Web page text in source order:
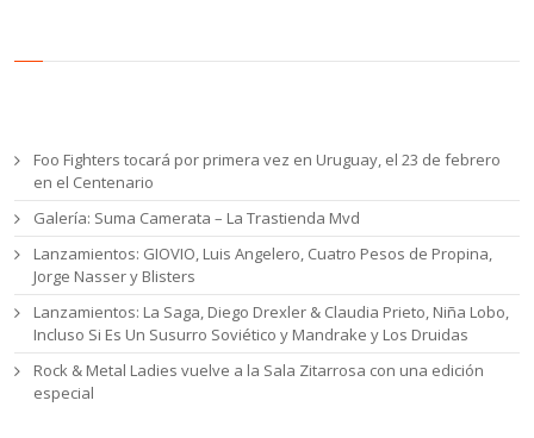
Foo Fighters tocará por primera vez en Uruguay, el 23 de febrero
en el Centenario
Galería: Suma Camerata – La Trastienda Mvd
Lanzamientos: GIOVIO, Luis Angelero, Cuatro Pesos de Propina,
Jorge Nasser y Blisters
Lanzamientos: La Saga, Diego Drexler & Claudia Prieto, Niña Lobo,
Incluso Si Es Un Susurro Soviético y Mandrake y Los Druidas
Rock & Metal Ladies vuelve a la Sala Zitarrosa con una edición
especial